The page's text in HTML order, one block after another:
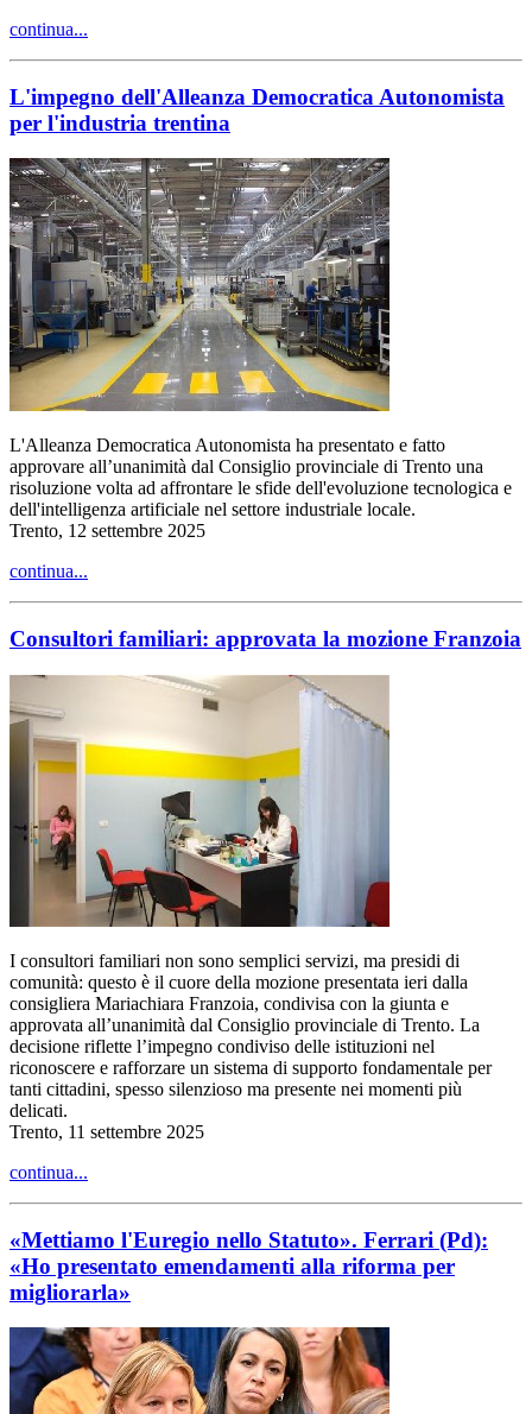
continua...
L'impegno dell'Alleanza Democratica Autonomista
per l'industria trentina
L'Alleanza Democratica Autonomista ha presentato e fatto
approvare all’unanimità dal Consiglio provinciale di Trento una
risoluzione volta ad affrontare le sfide dell'evoluzione tecnologica e
dell'intelligenza artificiale nel settore industriale locale.
Trento, 12 settembre 2025
continua...
Consultori familiari: approvata la mozione Franzoia
I consultori familiari non sono semplici servizi, ma presidi di
comunità: questo è il cuore della mozione presentata ieri dalla
consigliera Mariachiara Franzoia, condivisa con la giunta e
approvata all’unanimità dal Consiglio provinciale di Trento. La
decisione riflette l’impegno condiviso delle istituzioni nel
riconoscere e rafforzare un sistema di supporto fondamentale per
tanti cittadini, spesso silenzioso ma presente nei momenti più
delicati.
Trento, 11 settembre 2025
continua...
«Mettiamo l'Euregio nello Statuto». Ferrari (Pd):
«Ho presentato emendamenti alla riforma per
migliorarla»